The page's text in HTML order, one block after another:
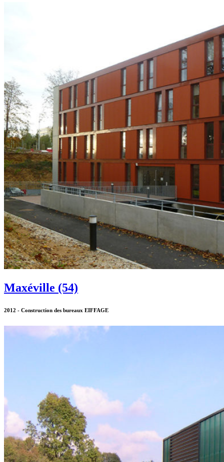
Maxéville (54)
2012 - Construction des bureaux EIFFAGE